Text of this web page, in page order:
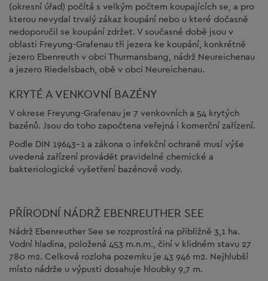
(okresní úřad) počítá s velkým počtem koupajících se, a pro
kterou nevydal trvalý zákaz koupání nebo u které dočasně
nedoporučil se koupání zdržet. V současné době jsou v
oblasti Freyung-Grafenau tři jezera ke koupání, konkrétně
jezero Ebenreuth v obci Thurmansbang, nádrž Neureichenau
a jezero Riedelsbach, obě v obci Neureichenau.
KRYTÉ A VENKOVNÍ BAZÉNY
V okrese Freyung-Grafenau je 7 venkovních a 54 krytých
bazénů. Jsou do toho započtena veřejná i komerční zařízení.
Podle DIN 19643-1 a zákona o infekční ochraně musí výše
uvedená zařízení provádět pravidelné chemické a
bakteriologické vyšetření bazénové vody.
PŘÍRODNÍ NÁDRŽ EBENREUTHER SEE
Nádrž Ebenreuther See se rozprostírá na přibližně 3,1 ha.
Vodní hladina, položená 453 m.n.m., činí v klidném stavu 27
780 m2. Celková rozloha pozemku je 43 946 m2. Nejhlubší
místo nádrže u výpusti dosahuje hloubky 9,7 m.